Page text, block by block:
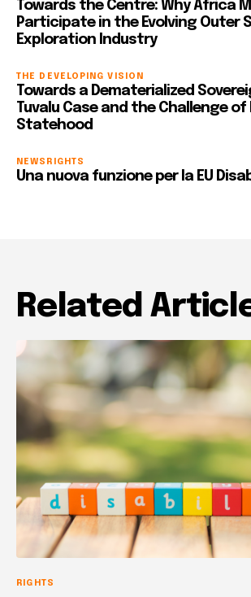
Towards the Centre: Why Africa
Participate in the Evolving Outer
Exploration Industry
THE DEVELOPING VISION
Towards a Dematerialized
Tuvalu Case and the Challenge of
Statehood
NEWS RIGHTS
Una nuova funzione per la EU
Related
RIGHTS